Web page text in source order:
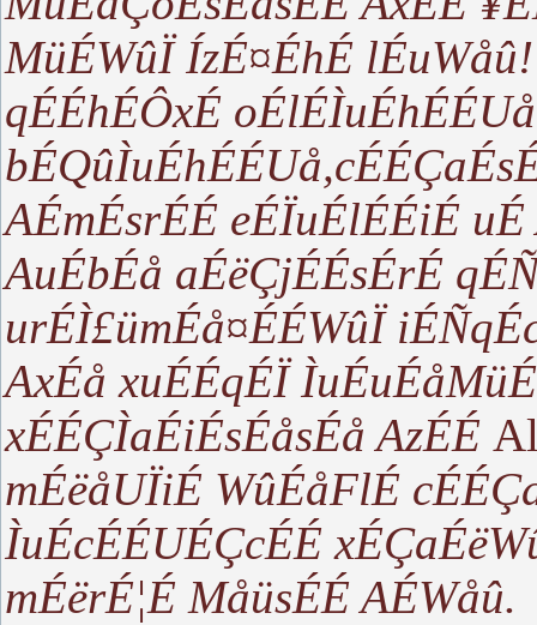
MüÉWûÏ ÍzÉ¤ÉhÉ
qÉÉhÉÔxÉ
AÉmÉsrÉÉ eÉÏuÉlÉÉiÉ
AuÉbÉå aÉëÇjÉÉsÉrÉ
urÉÌ£ümÉå¤ÉÉWûÏ
AxÉå xuÉÉqÉÏ
xÉÉÇÌaÉiÉsÉåsÉå AzÉÉ
mÉëåUÏiÉ WûÉåFlÉ
ÌuÉcÉÉUÉÇcÉÉ
mÉërÉ¦É MåüsÉÉ AÉWåû.